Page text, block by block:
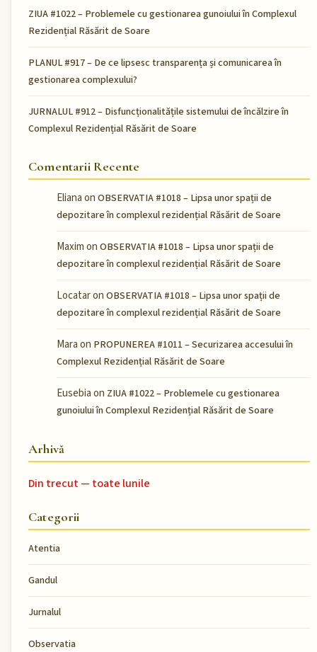
ZIUA #1022 – Problemele cu gestionarea gunoiului în Complexul
Rezidențial Răsărit de Soare
PLANUL #917 – De ce lipsesc transparența și comunicarea în
gestionarea complexului?
JURNALUL #912 – Disfuncționalitățile sistemului de încălzire în
Complexul Rezidențial Răsărit de Soare
Comentarii Recente
Elianaon OBSERVATIA #1018 – Lipsa unor spații de
depozitare în complexul rezidențial Răsărit de Soare
Maximon OBSERVATIA #1018 – Lipsa unor spații de
depozitare în complexul rezidențial Răsărit de Soare
Locataron OBSERVATIA #1018 – Lipsa unor spații de
depozitare în complexul rezidențial Răsărit de Soare
Maraon PROPUNEREA #1011 – Securizarea accesului în
Complexul Rezidențial Răsărit de Soare
Eusebiaon ZIUA #1022 – Problemele cu gestionarea
gunoiului în Complexul Rezidențial Răsărit de Soare
Arhivă
Din trecut — toate lunile
Categorii
Atentia
Gandul
Jurnalul
Observatia